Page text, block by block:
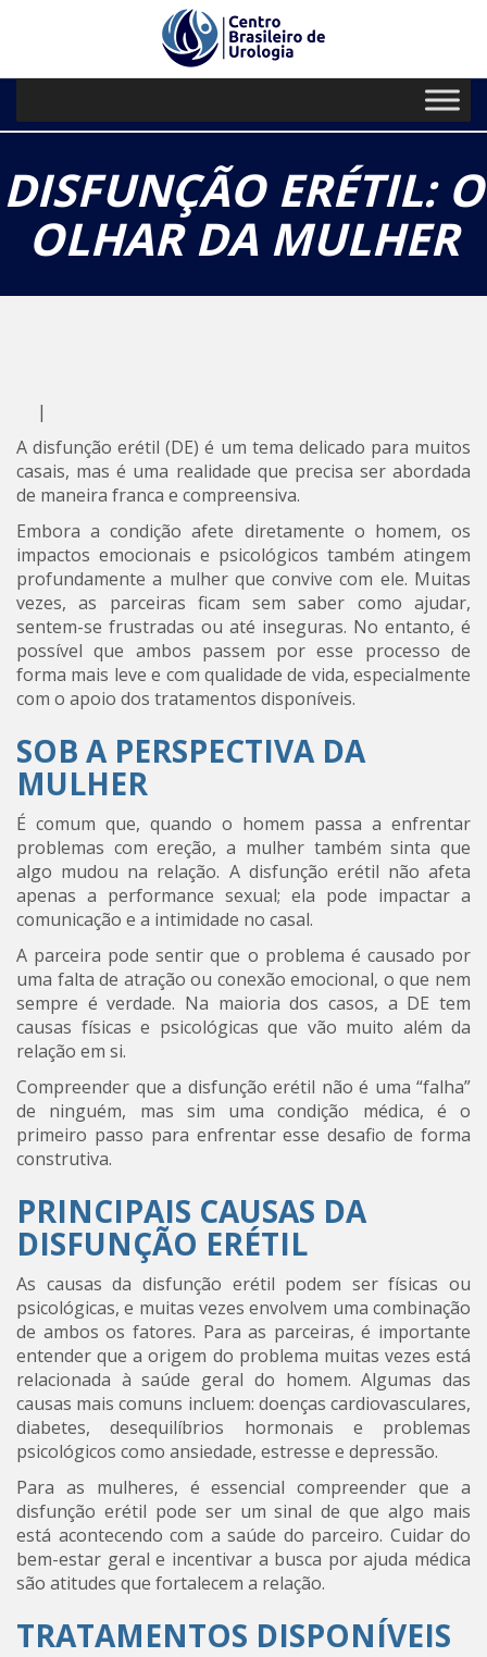
// Paste your Google Analytics code
PRIMARY
MENU
content
DISFUNÇÃO ERÉTIL: O
OLHAR DA MULHER
|
A disfunção erétil (DE) é um tema delicado para muitos
casais, mas é uma realidade que precisa ser abordada
de maneira franca e compreensiva.
Embora a condição afete diretamente o homem, os
impactos emocionais e psicológicos também atingem
profundamente a mulher que convive com ele. Muitas
vezes, as parceiras ficam sem saber como ajudar,
sentem-se frustradas ou até inseguras. No entanto, é
possível que ambos passem por esse processo de
forma mais leve e com qualidade de vida, especialmente
com o apoio dos tratamentos disponíveis.
SOB A PERSPECTIVA DA
MULHER
É comum que, quando o homem passa a enfrentar
problemas com ereção, a mulher também sinta que
algo mudou na relação. A disfunção erétil não afeta
apenas a performance sexual; ela pode impactar a
comunicação e a intimidade no casal.
A parceira pode sentir que o problema é causado por
uma falta de atração ou conexão emocional, o que nem
sempre é verdade. Na maioria dos casos, a DE tem
causas físicas e psicológicas que vão muito além da
relação em si.
Compreender que a disfunção erétil não é uma “falha”
de ninguém, mas sim uma condição médica, é o
primeiro passo para enfrentar esse desafio de forma
construtiva.
PRINCIPAIS CAUSAS DA
DISFUNÇÃO ERÉTIL
As causas da disfunção erétil podem ser físicas ou
psicológicas, e muitas vezes envolvem uma combinação
de ambos os fatores. Para as parceiras, é importante
entender que a origem do problema muitas vezes está
relacionada à saúde geral do homem. Algumas das
causas mais comuns incluem: doenças cardiovasculares,
diabetes, desequilíbrios hormonais e problemas
psicológicos como ansiedade, estresse e depressão.
Para as mulheres, é essencial compreender que a
disfunção erétil pode ser um sinal de que algo mais
está acontecendo com a saúde do parceiro. Cuidar do
bem-estar geral e incentivar a busca por ajuda médica
são atitudes que fortalecem a relação.
TRATAMENTOS DISPONÍVEIS